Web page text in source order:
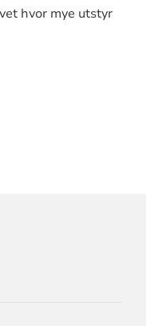
hvor mye utstyr